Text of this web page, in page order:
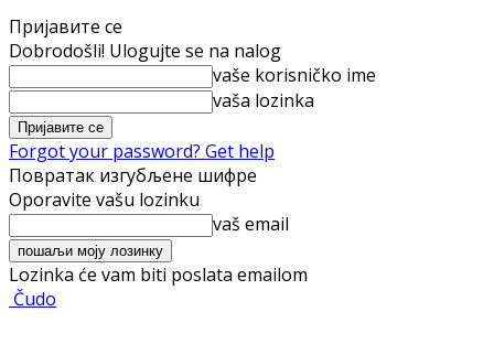
Пријавите се
Dobrodošli! Ulogujte se na nalog
vaše korisničko ime
vaša lozinka
Forgot your password? Get help
Повратак изгубљене шифре
Oporavite vašu lozinku
vaš email
Lozinka će vam biti poslata emailom
Čudo